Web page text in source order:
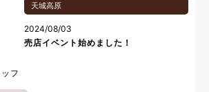
天城高原
2024/08/03
売店イベント始めました！
フ